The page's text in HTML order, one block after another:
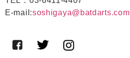
E-mail:soshigaya@batdarts.com